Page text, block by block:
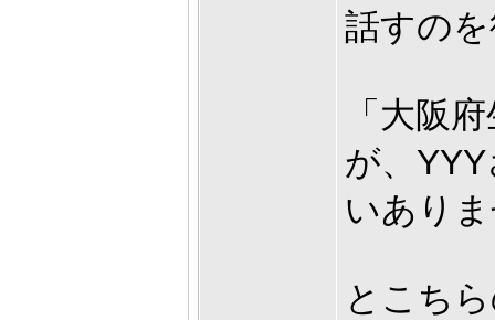
話すの
「大阪
が、
いあり
とこち